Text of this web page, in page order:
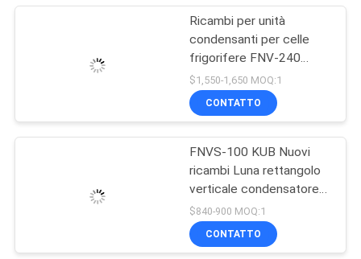
POLITICA
PRIVACY
condensazione
raffreddate ad
acqua
Evaporatori della
stanza fresca
Ricambi per unità
condensanti per celle
frigorifere FNV-240
Condensatori raffreddati
ad aria Moon
$1,550-1,650 MOQ:1
CONTATTO
FNVS-100 KUB Nuovi
ricambi Luna rettangolo
verticale condensatore
industriale raffreddato
ad aria tubo di rame di
alluminio fin 380V
$840-900 MOQ:1
CONTATTO